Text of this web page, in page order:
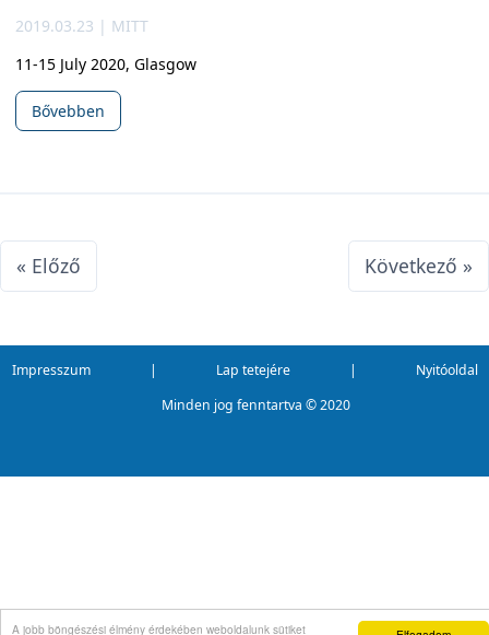
A jobb böngészési élmény érdekében weboldalunk sütiket
2019.03.23 | MITT
11-15 July 2020, Glasgow
Bővebben
« Előző Következő »
Impresszum | Lap tetejére |
Nyitóoldal
Minden jog fenntartva ©2020